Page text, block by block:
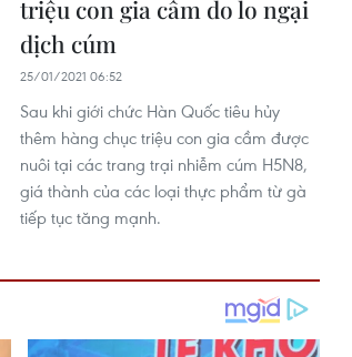
triệu con gia cầm do lo ngại
dịch cúm
25/01/2021 06:52
Sau khi giới chức Hàn Quốc tiêu hủy
thêm hàng chục triệu con gia cầm được
nuôi tại các trang trại nhiễm cúm H5N8,
giá thành của các loại thực phẩm từ gà
tiếp tục tăng mạnh.